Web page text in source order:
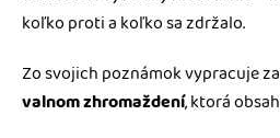
koľko proti a koľko sa zdržalo.
Zo svojich poznámok vypracuje
valnom zhromaždení, ktorá